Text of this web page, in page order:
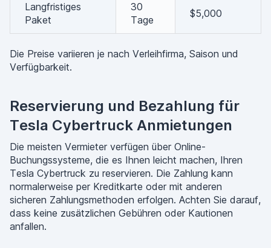
Langfristiges
Paket
30
Tage
$5,000
Die Preise variieren je nach Verleihfirma, Saison und
Verfügbarkeit.
Reservierung und Bezahlung für
Tesla Cybertruck Anmietungen
Die meisten Vermieter verfügen über Online-
Buchungssysteme, die es Ihnen leicht machen, Ihren
Tesla Cybertruck zu reservieren. Die Zahlung kann
normalerweise per Kreditkarte oder mit anderen
sicheren Zahlungsmethoden erfolgen. Achten Sie darauf,
dass keine zusätzlichen Gebühren oder Kautionen
anfallen.